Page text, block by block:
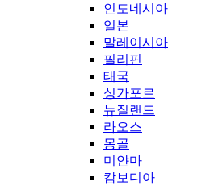
인도네시아
일본
말레이시아
필리핀
태국
싱가포르
뉴질랜드
라오스
몽골
미얀마
캄보디아